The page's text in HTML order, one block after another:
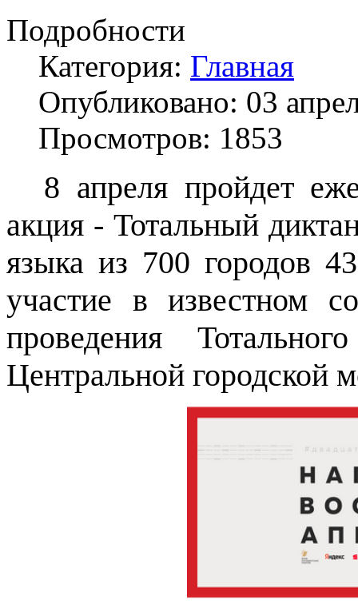
Подробности
Категория: Главная
Опубликовано: 03
Просмотров: 1853
8 апреля пройдет
акция - Тотальный
языка из 700 городов
участие визвестном
проведения
Центральной городской